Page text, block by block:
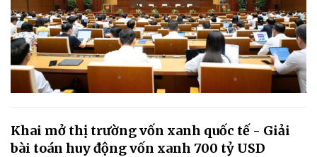
Khai mở thị trường vốn xanh quốc tế - Giải
bài toán huy động vốn xanh 700 tỷ USD